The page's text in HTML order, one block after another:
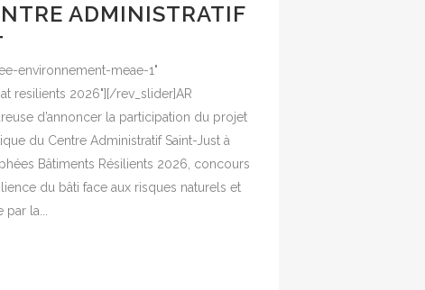
ADMINISTRATIF
environnement-meae-1"
resilients 2026"][/rev_slider]AR
d’annoncer la participation du projet
du Centre Administratif Saint-Just à
Bâtiments Résilients 2026, concours
du bâti face aux risques naturels et
la...